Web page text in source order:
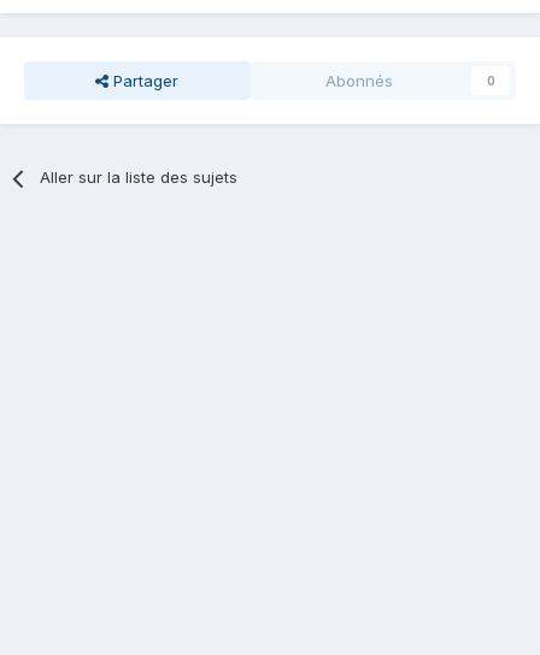
Partager Abonnés 0
Aller sur la liste des sujets